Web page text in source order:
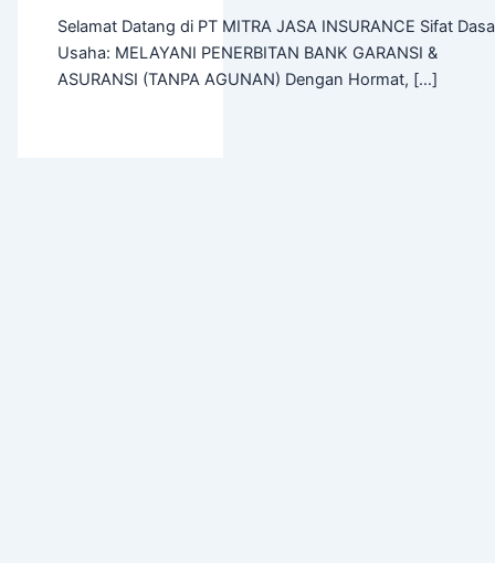
Selamat Datang di PT MITRA JASA INSURANCE Sifat
Usaha: MELAYANI PENERBITAN BANK GARANSI &
ASURANSI (TANPA AGUNAN) Dengan Hormat, […]